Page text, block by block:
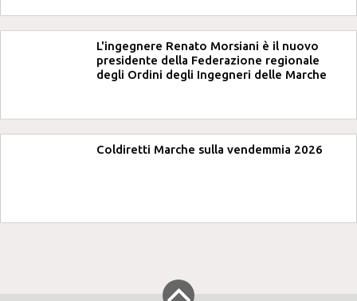
L'ingegnere Renato Morsiani è il nuovo
presidente della Federazione regionale
degli Ordini degli Ingegneri delle Marche
Coldiretti Marche sulla vendemmia 2026